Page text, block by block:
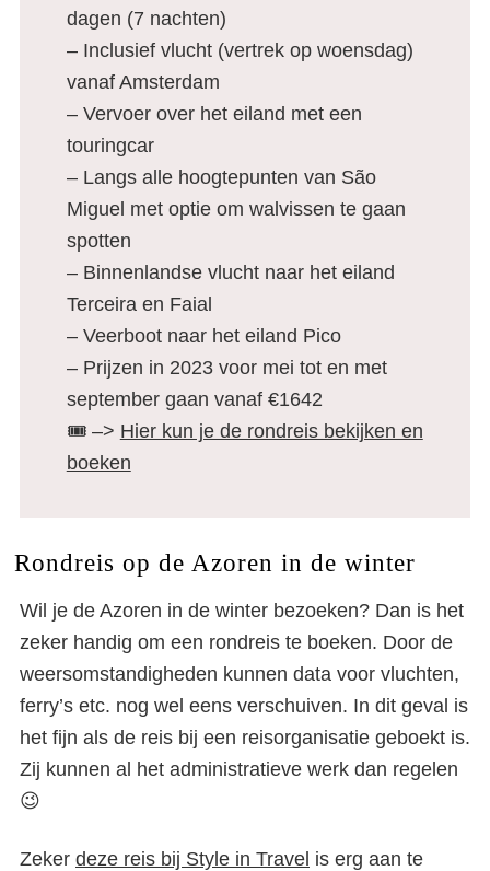
dagen (7 nachten)
– Inclusief vlucht (vertrek op woensdag)
vanaf Amsterdam
– Vervoer over het eiland met een
touringcar
– Langs alle hoogtepunten van São
Miguel met optie om walvissen te gaan
spotten
– Binnenlandse vlucht naar het eiland
Terceira en Faial
– Veerboot naar het eiland Pico
– Prijzen in 2023 voor mei tot en met
september gaan vanaf €1642
🎟️ –> Hier kun je de rondreis bekijken en
boeken
Rondreis op de Azoren in de winter
Wil je de Azoren in de winter bezoeken? Dan is het
zeker handig om een rondreis te boeken. Door de
weersomstandigheden kunnen data voor vluchten,
ferry’s etc. nog wel eens verschuiven. In dit geval is
het fijn als de reis bij een reisorganisatie geboekt is.
Zij kunnen al het administratieve werk dan regelen
😉
Zeker deze reis bij Style in Travel is erg aan te